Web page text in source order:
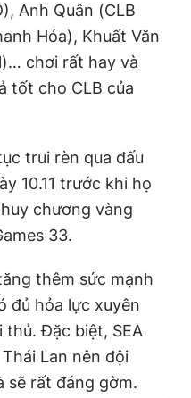
Anh Quân (CLB
Hóa), Khuất Văn
chơi rất hay và
tốt cho CLB của
trui rèn qua đấu
10.11 trước khi họ
chương vàng
33.
thêm sức mạnh
đủ hỏa lực xuyên
Đặc biệt, SEA
Lan nên đội
sẽ rất đáng gờm.